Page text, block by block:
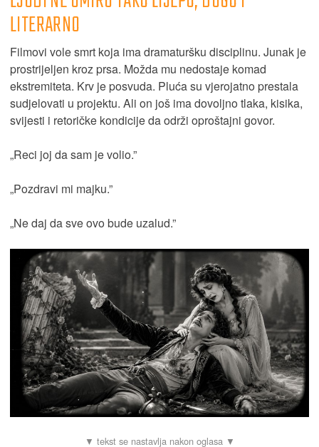
LITERARNO
Filmovi vole smrt koja ima dramaturšku disciplinu. Junak je
prostrijeljen kroz prsa. Možda mu nedostaje komad
ekstremiteta. Krv je posvuda. Pluća su vjerojatno prestala
sudjelovati u projektu. Ali on još ima dovoljno tlaka, kisika,
svijesti i retoričke kondicije da održi oproštajni govor.
„Reci joj da sam je volio.”
„Pozdravi mi majku.”
„Ne daj da sve ovo bude uzalud.”